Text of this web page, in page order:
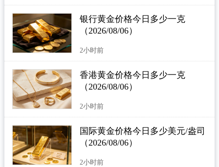
银行黄金价格今日多少一克
（2026/08/06）
2小时前
香港黄金价格今日多少一克
（2026/08/06）
2小时前
国际黄金价格今日多少美元/盎司
（2026/08/06）
2小时前